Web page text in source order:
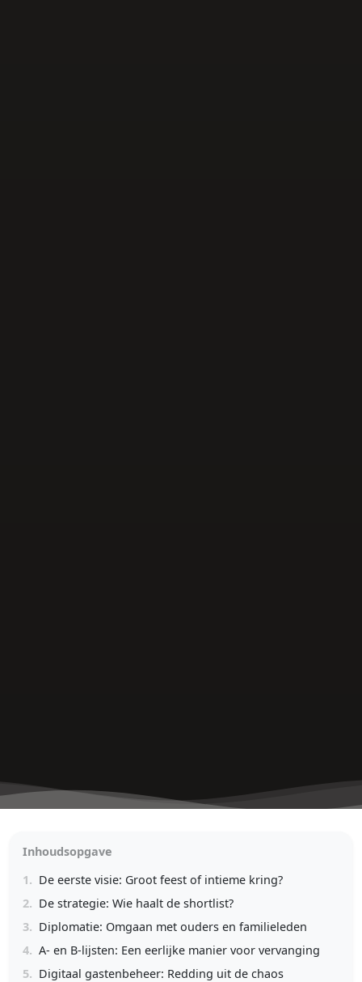
Inhoudsopgave
1. De eerste visie: Groot feest of intieme kring?
2. De strategie: Wie haalt de shortlist?
3. Diplomatie: Omgaan met ouders en familieleden
4. A- en B-lijsten: Een eerlijke manier voor vervanging
5. Digitaal gastenbeheer: Redding uit de chaos